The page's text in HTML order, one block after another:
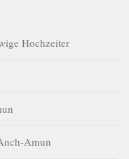
Hochzeiter
Amun